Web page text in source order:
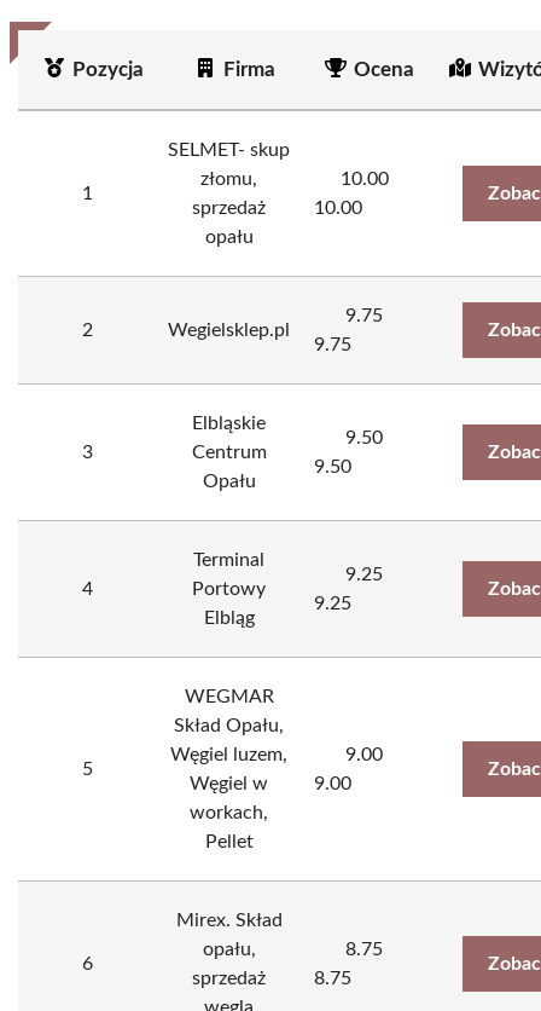
Pozycja Firma Ocena
1
SELMET- skup
złomu,
sprzedaż
opału
10.00
10.00
2 Wegielsklep.pl
9.75
9.75
3
Elbląskie
Centrum
Opału
9.50
9.50
4
Terminal
Portowy
Elbląg
9.25
9.25
5
WEGMAR
Skład Opału,
Węgiel luzem,
Węgiel w
workach,
Pellet
9.00
9.00
6
Mirex. Skład
opału,
sprzedaż
8.75
8.75